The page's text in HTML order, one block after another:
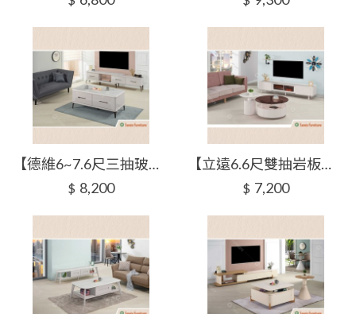
【德維6~7.6尺三抽玻璃伸縮電視櫃】【2025-J330-2】【添興家具】
$ 8,200
【立遠6.6尺雙抽岩板電視櫃】【2025-J331-2】【添興家具】
$ 7,200